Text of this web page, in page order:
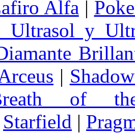
Alfa |
Ultrasol y
|
of
Starfield |